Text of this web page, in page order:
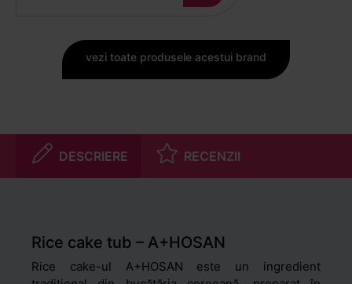
vezi toate produsele acestui brand
DESCRIERE RECENZII
Rice cake tub – A+HOSAN
Rice cake-ul A+HOSAN este un ingredient